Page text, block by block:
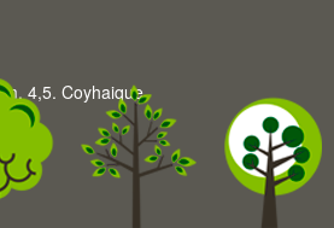
4,5. Coyhaique